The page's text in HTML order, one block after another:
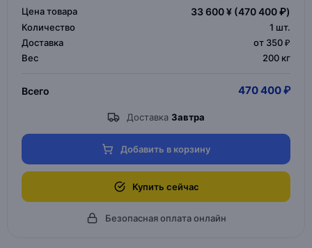
Цена товара 33 600 ¥ (470 400 ₽)
Количество 1 шт.
Доставка
от 350 ₽
Вес
200 кг
Всего 470 400 ₽
Доставка Завтра
Добавить в корзину
Купить сейчас
Безопасная оплата онлайн